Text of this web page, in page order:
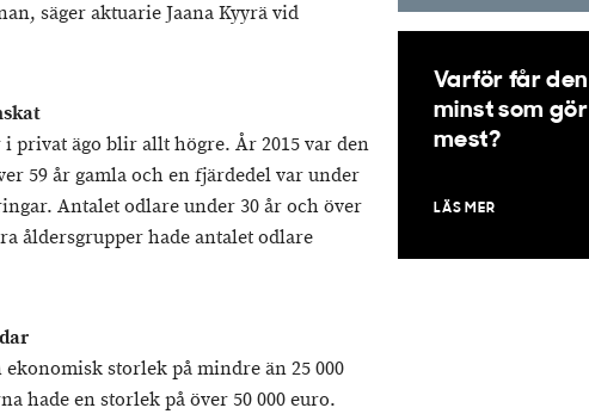
säger aktuarie Jaana Kyyrä vid
privat ägo blir allt högre. År 2015 var den
59 år gamla och en fjärdedel var under
Antalet odlare under 30 år och över
åldersgrupper hade antalet odlare
storlek på mindre än 25 000
hade en storlek på över 50 000 euro.
Varför får den
minst som gör
mest?
LÄS MER